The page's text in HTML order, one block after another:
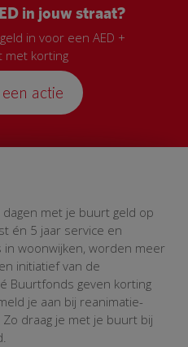
in jouw straat?
in voor een AED +
met korting
actie
met je buurt geld op
én 5 jaar service en
in woonwijken, worden meer
initiatief van de
Buurtfonds geven korting
je aan bij reanimatie-
draag je met je buurt bij